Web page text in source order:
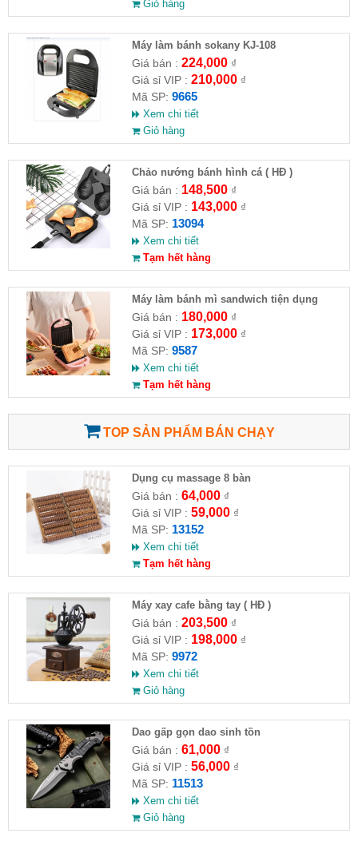
Giỏ hàng
Máy làm bánh sokany KJ-108
Giá bán : 224,000₫
Giá sỉ VIP : 210,000₫
Mã SP: 9665
Xem chi tiết
Giỏ hàng
Chảo nướng bánh hình cá ( HĐ )
Giá bán : 148,500₫
Giá sỉ VIP : 143,000₫
Mã SP: 13094
Xem chi tiết
Tạm hết hàng
Máy làm bánh mì sandwich tiện dụng
Giá bán : 180,000₫
Giá sỉ VIP : 173,000₫
Mã SP: 9587
Xem chi tiết
Tạm hết hàng
TOP SẢN PHẨM BÁN CHẠY
Dụng cụ massage 8 bàn
Giá bán : 64,000₫
Giá sỉ VIP : 59,000₫
Mã SP: 13152
Xem chi tiết
Tạm hết hàng
Máy xay cafe bằng tay ( HĐ )
Giá bán : 203,500₫
Giá sỉ VIP : 198,000₫
Mã SP: 9972
Xem chi tiết
Giỏ hàng
Dao gấp gọn dao sinh tồn
Giá bán : 61,000₫
Giá sỉ VIP : 56,000₫
Mã SP: 11513
Xem chi tiết
Giỏ hàng